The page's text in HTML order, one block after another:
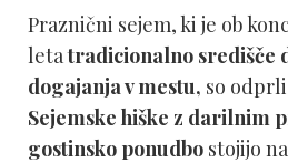
Praznični sejem, ki je ob
letatradicionalno središče
dogajanja v mestu, so
Sejemske hiške z darilnim
gostinsko ponudbo stojijo